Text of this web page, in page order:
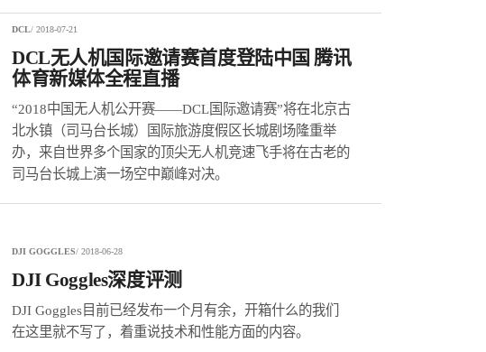
DCL/ 2018-07-21
DCL无人机国际邀请赛首度登陆中国 腾讯
体育新媒体全程直播
“2018中国无人机公开赛——DCL国际邀请赛”将在北京古
北水镇（司马台长城）国际旅游度假区长城剧场隆重举
办，来自世界多个国家的顶尖无人机竞速飞手将在古老的
司马台长城上演一场空中巅峰对决。
DJI GOGGLES/ 2018-06-28
DJI Goggles深度评测
DJI Goggles目前已经发布一个月有余，开箱什么的我们
在这里就不写了，着重说技术和性能方面的内容。